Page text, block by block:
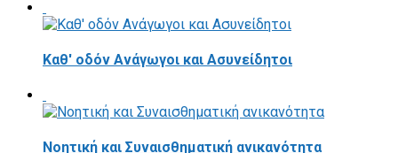
Καθ' οδόν Ανάγωγοι και Ασυνείδητοι
Νοητική και Συναισθηματική ανικανότητα